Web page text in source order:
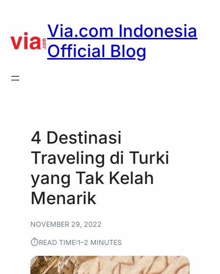
content
Via.com Indonesia
Official Blog
4 Destinasi
Traveling di Turki
yang Tak Kelah
Menarik
NOVEMBER 29, 2022
⏱︎READ TIME:1–2 MINUTES